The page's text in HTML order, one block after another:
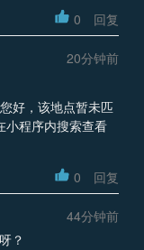
0 回复
20分钟前
您好，该地点暂未匹
小程序内搜索查看
0 回复
44分钟前
？